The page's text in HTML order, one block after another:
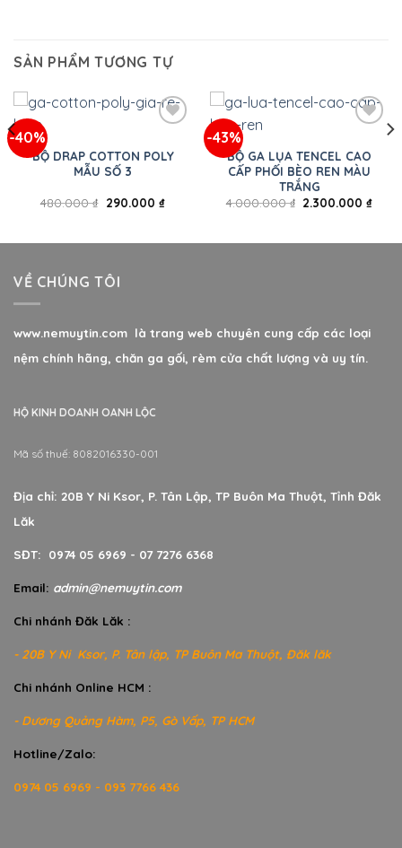
SẢN PHẨM TƯƠNG TỰ
-40%
BỘ DRAP COTTON POLY
MẪU SỐ 3
480.000₫ 290.000 ₫
-43%
BỘ GA LỤA TENCEL CAO
CẤP PHỐI BÈO REN MÀU
TRẮNG
4.000.000₫ 2.300.000₫
VỀ CHÚNG TÔI
www.nemuytin.com là trang web chuyên cung cấp các loại
nệm chính hãng, chăn ga gối, rèm cửa chất lượng và uy tín.
HỘ KINH DOANH OANH LỘC
Mã số thuế: 8082016330-001
Địa chỉ: 20B Y Ni Ksor, P. Tân Lập, TP Buôn Ma Thuột, Tỉnh Đăk
Lăk
SĐT: 0974 05 6969 - 07 7276 6368
Email: admin@nemuytin.com
Chi nhánh Đăk Lăk :
- 20B Y Ni Ksor, P. Tân lập, TP Buôn Ma Thuột, Đăk lăk
Chi nhánh Online HCM :
- Dương Quảng Hàm, P5, Gò Vấp, TP HCM
Hotline/Zalo:
0974 05 6969 - 093 7766 436